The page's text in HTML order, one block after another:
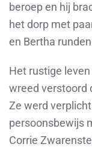
beroep en hij
het dorp met
en Bertha
Het rustige
wreed verstoord
Ze werd
persoonsbewijs
Corrie